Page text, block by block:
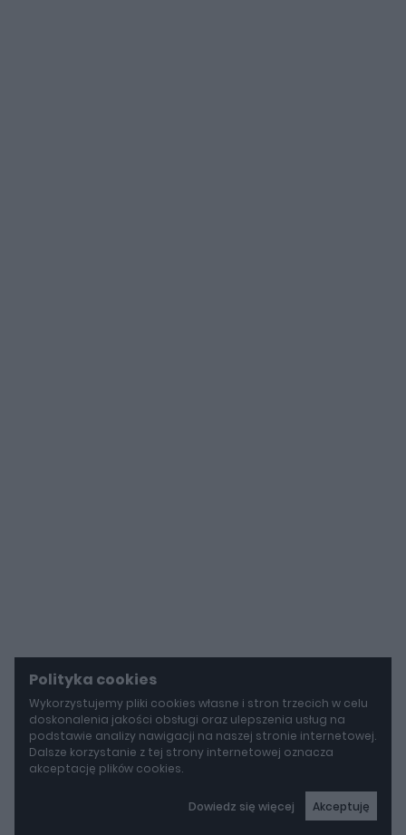
Polityka cookies
Wykorzystujemy pliki cookies własne i stron trzecich w celu
doskonalenia jakości obsługi oraz ulepszenia usług na
podstawie analizy nawigacji na naszej stronie internetowej.
Dalsze korzystanie z tej strony internetowej oznacza
akceptację plików cookies.
Dowiedz się więcej Akceptuję